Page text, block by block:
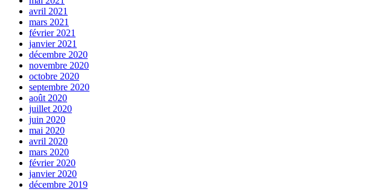
avril 2021
mars 2021
février 2021
janvier 2021
décembre 2020
novembre 2020
octobre 2020
septembre 2020
août 2020
juillet 2020
juin 2020
mai 2020
avril 2020
mars 2020
février 2020
janvier 2020
décembre 2019